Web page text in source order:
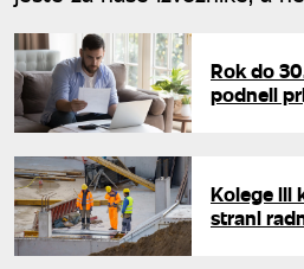
Rok do
podneli
Kolege ili
strani